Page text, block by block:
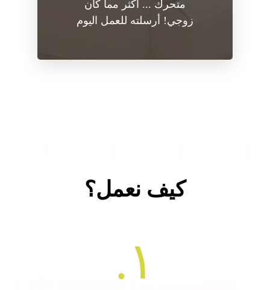
متحرك ... أكثر مما كان
زوجي! أرسلته للعمل اليوم
كيف نعمل؟
١.